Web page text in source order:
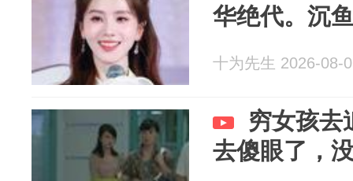
华绝代。沉
十为先生 2026-08-
穷女孩去
去傻眼了，